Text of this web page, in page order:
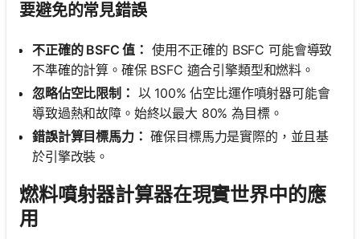
要避免的常見錯誤
不正確的 BSFC 值： 使用不正確的 BSFC 可能會導致
不準確的計算。確保 BSFC 適合引擎類型和燃料。
忽略佔空比限制： 以 100% 佔空比運作噴射器可能會
導致過熱和故障。始終以最大 80% 為目標。
錯誤計算目標馬力： 確保目標馬力是實際的，並且基
於引擎改裝。
燃料噴射器計算器在現實世界中的應
用